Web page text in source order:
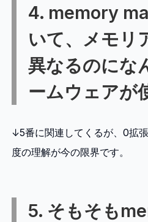
4. memory
いて、メモリ
異なるのにな
ームウェアが
↓5番に関連してくるが、0拡
度の理解が今の限界です。
5. そもそも